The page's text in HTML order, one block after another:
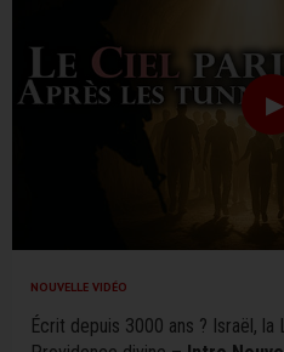
▶
NOUVELLE VIDÉO
Écrit depuis 3000 ans ? Israël,